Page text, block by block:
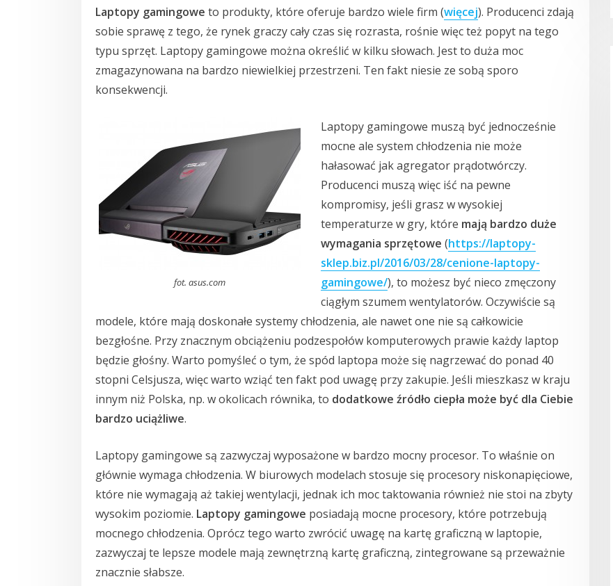
Laptopy gamingowe to produkty, które oferuje bardzo wiele firm (więcej). Producenci zdają
sobie sprawę z tego, że rynek graczy cały czas się rozrasta, rośnie więc też popyt na tego
typu sprzęt. Laptopy gamingowe można określić w kilku słowach. Jest to duża moc
zmagazynowana na bardzo niewielkiej przestrzeni. Ten fakt niesie ze sobą sporo
konsekwencji.
fot. asus.com
Laptopy gamingowe muszą być jednocześnie
mocne ale system chłodzenia nie może
hałasować jak agregator prądotwórczy.
Producenci muszą więc iść na pewne
kompromisy, jeśli grasz w wysokiej
temperaturze w gry, które mają bardzo duże
wymagania sprzętowe (https://laptopy-
sklep.biz.pl/2016/03/28/cenione-laptopy-
gamingowe/), to możesz być nieco zmęczony
ciągłym szumem wentylatorów. Oczywiście są
modele, które mają doskonałe systemy chłodzenia, ale nawet one nie są całkowicie
bezgłośne. Przy znacznym obciążeniu podzespołów komputerowych prawie każdy laptop
będzie głośny. Warto pomyśleć o tym, że spód laptopa może się nagrzewać do ponad 40
stopni Celsjusza, więc warto wziąć ten fakt pod uwagę przy zakupie. Jeśli mieszkasz w kraju
innym niż Polska, np. w okolicach równika, to dodatkowe źródło ciepła może być dla Ciebie
bardzo uciążliwe.
Laptopy gamingowe są zazwyczaj wyposażone w bardzo mocny procesor. To właśnie on
głównie wymaga chłodzenia. W biurowych modelach stosuje się procesory niskonapięciowe,
które nie wymagają aż takiej wentylacji, jednak ich moc taktowania również nie stoi na zbyty
wysokim poziomie. Laptopy gamingowe posiadają mocne procesory, które potrzebują
mocnego chłodzenia. Oprócz tego warto zwrócić uwagę na kartę graficzną w laptopie,
zazwyczaj te lepsze modele mają zewnętrzną kartę graficzną, zintegrowane są przeważnie
znacznie słabsze.